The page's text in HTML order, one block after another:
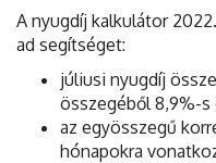
A nyugdíj kalkulátor
ad segítséget:
júliusi nyugdíj
összegéből 8,9%-
az egyösszegű
hónapokra